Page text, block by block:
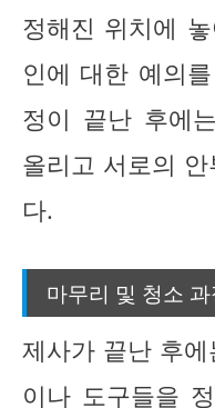
정해진 위치에
인에 대한 예의
정이 끝난 후에
올리고 서로의
다.
마무리 및 청소 과
제사가 끝난 후
이나 도구들을